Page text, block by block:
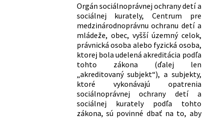
Orgán sociálnoprávnej ochrany detí a
sociálnej kurately, Centrum pre
medzinárodnoprávnu ochranu detí a
mládeže, obec, vyšší územný celok,
právnická osoba alebo fyzická osoba,
ktorej bola udelená akreditácia podľa
tohto zákona (ďalej len
„akreditovaný subjekt“), a subjekty,
ktoré vykonávajú opatrenia
sociálnoprávnej ochrany detí a
sociálnej kurately podľa tohto
zákona, sú povinné dbať na to, aby